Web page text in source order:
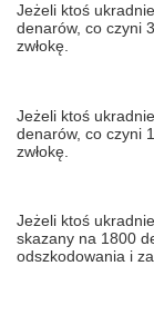
Jeżeli ktoś
denarów, co czyni
zwłokę.
Jeżeli ktoś
denarów, co czyni
zwłokę.
Jeżeli ktoś
skazany na 1800
odszkodowania i